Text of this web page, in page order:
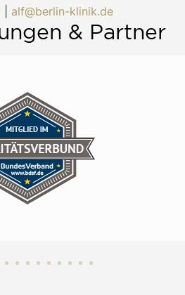
alf@berlin-klinik.de
& Partner